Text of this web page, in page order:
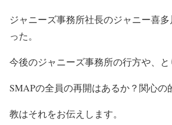
ジャニーズ事務所社長のジャニー喜
った。
今後のジャニーズ事務所の行方や、と
SMAPの全員の再開はあるか？関心の
教はそれをお伝えします。